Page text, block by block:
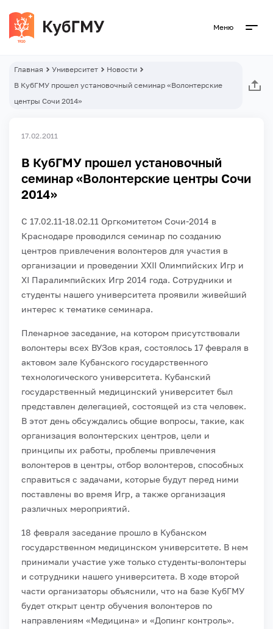
Меню
Главная Университет
Новости
В КубГМУ прошел установочный семинар «Волонтерские
центры Сочи 2014»
17.02.2011
В КубГМУ прошел установочный
семинар «Волонтерские центры Сочи
2014»
С 17.02.11-18.02.11 Оргкомитетом Сочи-2014 в
Краснодаре проводился семинар по созданию
центров привлечения волонтеров для участия в
организации и проведении ХХII Олимпийских Игр и
ХI Паралимпийских Игр 2014 года. Сотрудники и
студенты нашего университета проявили живейший
интерес к тематике семинара.
Пленарное заседание, на котором присутствовали
волонтеры всех ВУЗов края, состоялось 17 февраля в
актовом зале Кубанского государственного
технологического университета. Кубанский
государственный медицинский университет был
представлен делегацией, состоящей из ста человек.
В этот день обсуждались общие вопросы, такие, как
организация волонтерских центров, цели и
принципы их работы, проблемы привлечения
волонтеров в центры, отбор волонтеров, способных
справиться с задачами, которые будут перед ними
поставлены во время Игр, а также организация
различных мероприятий.
18 февраля заседание прошло в Кубанском
государственном медицинском университете. В нем
принимали участие уже только студенты-волонтеры
и сотрудники нашего университета. В ходе второй
части организаторы объяснили, что на базе КубГМУ
будет открыт центр обучения волонтеров по
направлениям «Медицина» и «Допинг контроль».